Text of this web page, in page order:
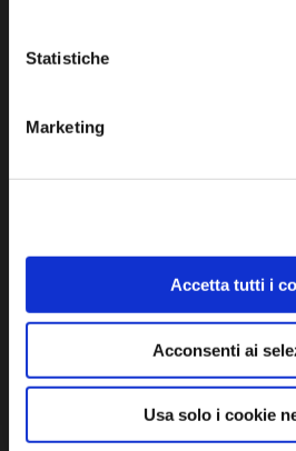
Statistiche
Marketing
Accetta tutti i
Acconsenti ai
Usa solo i cookie
P.E.C.
Cookie
Dichiarazione di